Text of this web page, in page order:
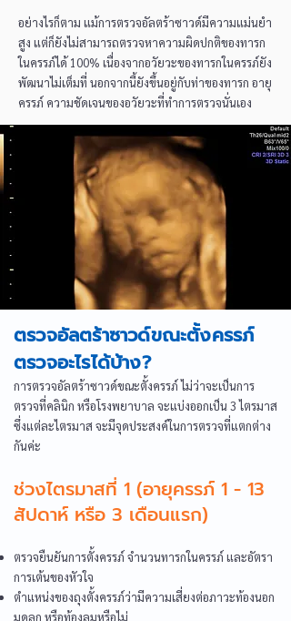
อย่างไรก็ตาม แม้การตรวจอัลตร้าซาวด์มีความแม่นยำ
สูง แต่ก็ยังไม่สามารถตรวจหาความผิดปกติของทารก
ในครรภ์ได้ 100% เนื่องจากอวัยวะของทารกในครรภ์ยัง
พัฒนาไม่เต็มที่ นอกจากนี้ยังขึ้นอยู่กับท่าของทารก อายุ
ครรภ์ ความชัดเจนของอวัยวะที่ทำการตรวจนั่นเอง
ตรวจอัลตร้าซาวด์ขณะตั้งครรภ์
ตรวจอะไรได้บ้าง?
การตรวจอัลตร้าซาวด์ขณะตั้งครรภ์ ไม่ว่าจะเป็นการ
ตรวจที่คลินิก หรือโรงพยาบาล จะแบ่งออกเป็น 3 ไตรมาส
ซึ่งแต่ละไตรมาส จะมีจุดประสงค์ในการตรวจที่แตกต่าง
กันค่ะ
ช่วงไตรมาสที่ 1 (อายุครรภ์ 1 - 13
สัปดาห์ หรือ 3 เดือนแรก)
ตรวจยืนยันการตั้งครรภ์ จำนวนทารกในครรภ์ และอัตรา
การเต้นของหัวใจ
ตำแหน่งของถุงตั้งครรภ์ว่ามีความเสี่ยงต่อภาวะท้องนอก
มดลูก หรือท้องลมหรือไม่